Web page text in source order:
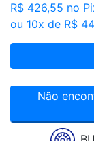
R$ 426,55 no
ou 10x de R$
Não encontrou o seu